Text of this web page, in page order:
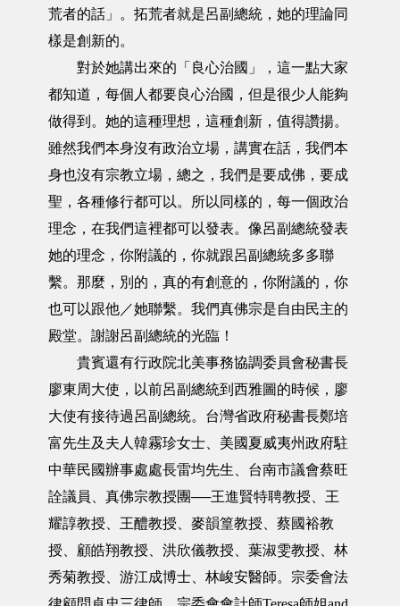
荒者的話」。拓荒者就是呂副總統，她的理論同
樣是創新的。
對於她講出來的「良心治國」，這一點大家
都知道，每個人都要良心治國，但是很少人能夠
做得到。她的這種理想，這種創新，值得讚揚。
雖然我們本身沒有政治立場，講實在話，我們本
身也沒有宗教立場，總之，我們是要成佛，要成
聖，各種修行都可以。所以同樣的，每一個政治
理念，在我們這裡都可以發表。像呂副總統發表
她的理念，你附議的，你就跟呂副總統多多聯
繫。那麼，別的，真的有創意的，你附議的，你
也可以跟他／她聯繫。我們真佛宗是自由民主的
殿堂。謝謝呂副總統的光臨！
貴賓還有行政院北美事務協調委員會秘書長
廖東周大使，以前呂副總統到西雅圖的時候，廖
大使有接待過呂副總統。台灣省政府秘書長鄭培
富先生及夫人韓霧珍女士、美國夏威夷州政府駐
中華民國辦事處處長雷均先生、台南市議會蔡旺
詮議員、真佛宗教授團──王進賢特聘教授、王
耀諄教授、王醴教授、麥韻篁教授、蔡國裕教
授、顧皓翔教授、洪欣儀教授、葉淑雯教授、林
秀菊教授、游江成博士、林峻安醫師。宗委會法